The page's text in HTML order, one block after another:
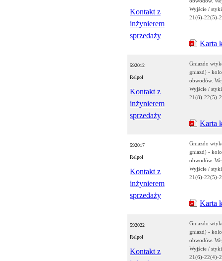
Kontakt z
inżynierem
sprzedaży
Wyjście /
21(6)-22(5)-
Karta
592012
Relpol
Kontakt z
inżynierem
sprzedaży
Gniazdo
gniazd) -
obwodów.
Wyjście /
21(8)-22(5)-
Karta
592017
Relpol
Kontakt z
inżynierem
sprzedaży
Gniazdo
gniazd) -
obwodów.
Wyjście /
21(6)-22(5)-
Karta
592022
Relpol
Kontakt z
Gniazdo
gniazd) -
obwodów.
Wyjście /
21(6)-22(4)-